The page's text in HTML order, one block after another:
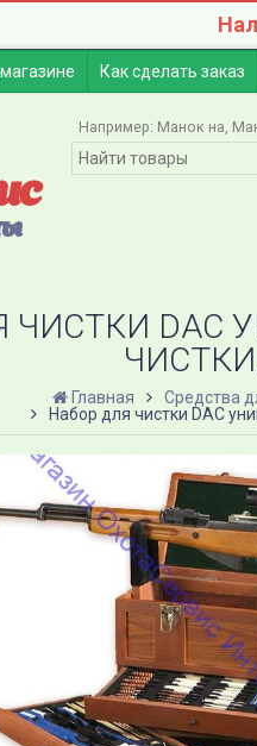
Как сделать заказ
Например: Манок на
ЧИСТКИ DAC
Главная Средства
Набор для чистки DAC